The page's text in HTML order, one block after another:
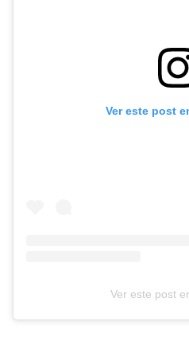
Ver este post
Ver este post